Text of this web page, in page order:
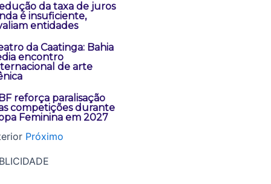
da taxa de juros
é insuficiente,
entidades
da Caatinga: Bahia
encontro
de arte
reforça paralisação
competições durante
Feminina em 2027
Próximo